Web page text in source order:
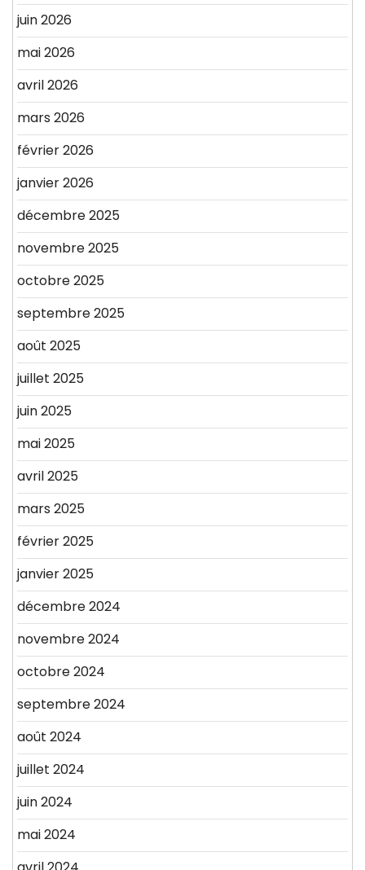
juin 2026
mai 2026
avril 2026
mars 2026
février 2026
janvier 2026
décembre 2025
novembre 2025
octobre 2025
septembre 2025
août 2025
juillet 2025
juin 2025
mai 2025
avril 2025
mars 2025
février 2025
janvier 2025
décembre 2024
novembre 2024
octobre 2024
septembre 2024
août 2024
juillet 2024
juin 2024
mai 2024